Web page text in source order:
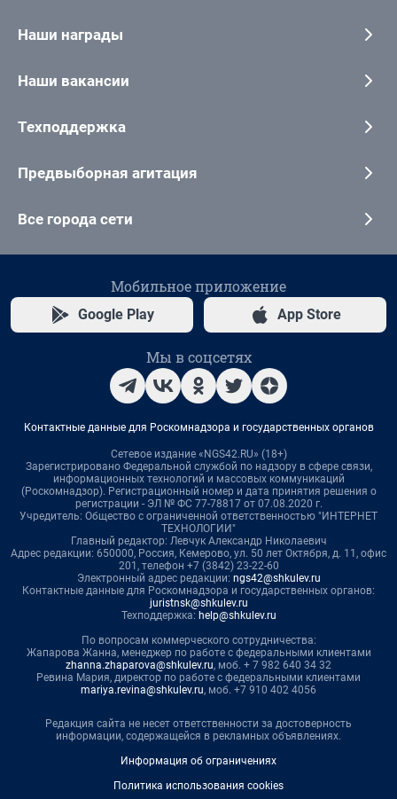
Наши награды
Наши вакансии
Техподдержка
Предвыборная агитация
Все города сети
Мобильное приложение
Google Play App Store
Мы в соцсетях
Контактные данные для Роскомнадзора и государственных органов
Сетевое издание «NGS42.RU» (18+)
Зарегистрировано Федеральной службой по надзору в сфере связи,
информационных технологий и массовых коммуникаций
(Роскомнадзор). Регистрационный номер и дата принятия решения о
регистрации - ЭЛ № ФС 77-78817 от 07.08.2020 г.
Учредитель: Общество с ограниченной ответственностью "ИНТЕРНЕТ
ТЕХНОЛОГИИ"
Главный редактор: Левчук Александр Николаевич
Адрес редакции: 650000, Россия, Кемерово, ул. 50 лет Октября, д. 11, офис
201, телефон +7 (3842) 23-22-60
Электронный адрес редакции: ngs42@shkulev.ru
Контактные данные для Роскомнадзора и государственных органов:
juristnsk@shkulev.ru
Техподдержка: help@shkulev.ru
По вопросам коммерческого сотрудничества:
Жапарова Жанна, менеджер по работе с федеральными клиентами
zhanna.zhaparova@shkulev.ru, моб. + 7 982 640 34 32
Ревина Мария, директор по работе с федеральными клиентами
mariya.revina@shkulev.ru, моб. +7 910 402 4056
Редакция сайта не несет ответственности за достоверность
информации, содержащейся в рекламных объявлениях.
Информация об ограничениях
Политика использования cookies